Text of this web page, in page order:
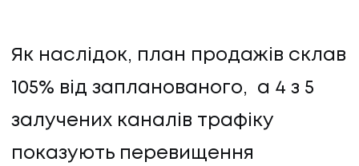
Як наслідок, план продажів склав
105% від запланованого, а 4 з 5
залучених каналів трафіку
показують перевищення